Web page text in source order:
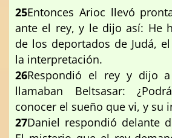
25Entonces Arioc llevó
ante el rey, y le dijo así: He
de los deportados de Judá,
la interpretación.
26Respondió el rey y dijo
llamaban Beltsasar:
conocer el sueño que vi, y su
27Daniel respondió delante